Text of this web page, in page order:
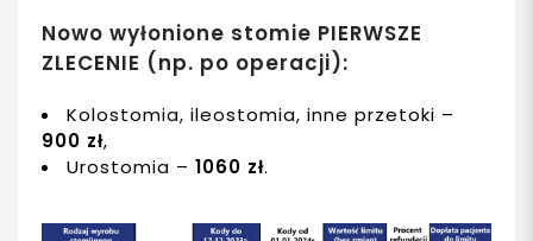
Nowo wyłonione stomie PIERWSZE
ZLECENIE (np. po operacji):
Kolostomia, ileostomia, inne przetoki –
900 zł,
Urostomia – 1060 zł.